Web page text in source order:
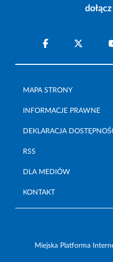
MAPA STRONY
INFORMACJE PRAWNE
DEKLARACJA
RSS
DLA MEDIÓW
KONTAKT
Miejska Platforma